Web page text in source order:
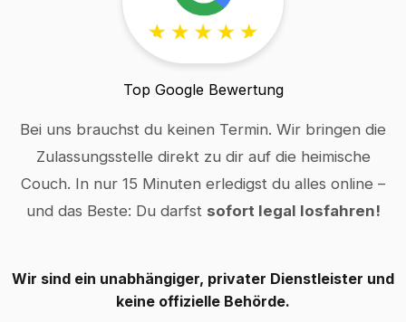
Top Google Bewertung
Bei uns brauchst du keinen Termin. Wir bringen die
Zulassungsstelle direkt zu dir auf die heimische
Couch. In nur 15 Minuten erledigst du alles online –
und das Beste: Du darfst sofort legal losfahren!
Wir sind ein unabhängiger, privater Dienstleister und
keine offizielle Behörde.